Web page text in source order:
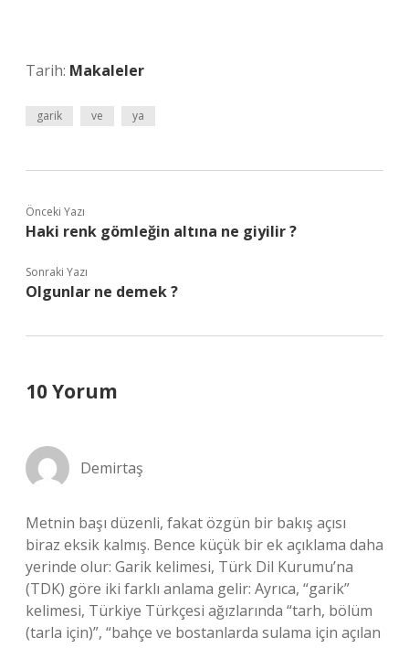
Tarih: Makaleler
garik ve ya
Önceki Yazı
Haki renk gömleğin altına ne giyilir ?
Sonraki Yazı
Olgunlar ne demek ?
10 Yorum
Demirtaş
Metnin başı düzenli, fakat özgün bir bakış açısı
biraz eksik kalmış. Bence küçük bir ek açıklama daha
yerinde olur: Garik kelimesi, Türk Dil Kurumu’na
(TDK) göre iki farklı anlama gelir: Ayrıca, “garik”
kelimesi, Türkiye Türkçesi ağızlarında “tarh, bölüm
(tarla için)”, “bahçe ve bostanlarda sulama için açılan